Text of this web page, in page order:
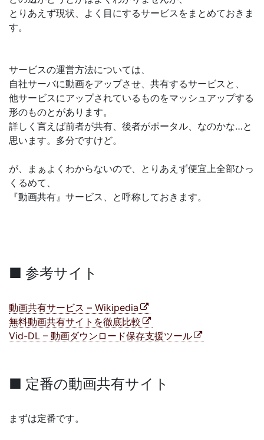
とりあえず現状、よく目にするサービスをまとめておきま
す。
サービスの運営方法については、
自社サーバに動画をアップさせ、共有するサービスと、
他サービスにアップされているものをマッシュアップする
形のものとがあります。
詳しく言えば前者が共有、後者がポータル、なのかな…と
思います。多分ですけど。
が、まぁよくわからないので、とりあえず便宜上全部ひっ
くるめて、
『動画共有』サービス、と呼称しておきます。
■ 参考サイト
動画共有サービス – Wikipedia
無料動画共有サイトを徹底比較
Vid-DL – 動画ダウンロード保存支援ツール
■ 定番の動画共有サイト
まずは定番です。